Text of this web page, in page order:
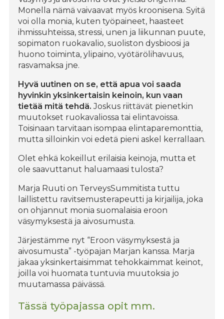
Monella nämä vaivaavat myös kroonisena. Syitä
voi olla monia, kuten työpaineet, haasteet
ihmissuhteissa, stressi, unen ja liikunnan puute,
sopimaton ruokavalio, suoliston dysbioosi ja
huono toiminta, ylipaino, vyötärölihavuus,
rasvamaksa jne.
Hyvä uutinen on se, että apua voi saada
hyvinkin yksinkertaisin keinoin, kun vaan
tietää mitä tehdä. Joskus riittävät pienetkin
muutokset ruokavaliossa tai elintavoissa.
Toisinaan tarvitaan isompaa elintaparemonttia,
mutta silloinkin voi edetä pieni askel kerrallaan.
Olet ehkä kokeillut erilaisia keinoja, mutta et
ole saavuttanut haluamaasi tulosta?
Marja Ruuti on TerveysSummitista tuttu
laillistettu ravitsemusterapeutti ja kirjailija, joka
on ohjannut monia suomalaisia eroon
väsymyksestä ja aivosumusta.
Järjestämme nyt “Eroon väsymyksestä ja
aivosumusta” -työpajan Marjan kanssa. Marja
jakaa yksinkertaisimmat tehokkaimmat keinot,
joilla voi huomata tuntuvia muutoksia jo
muutamassa päivässä.
Tässä työpajassa opit mm.